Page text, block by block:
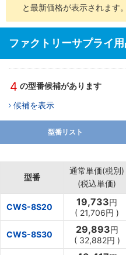
と最新価格が表示されます。
ファクトリーサプライ
4 の型番候補があります
候補を表示
型番リスト
型番
通常単価(税別)
(税込単価)
CWS-8S20 19,733円
( 21,706円 )
CWS-8S30 29,893円
( 32,882円 )